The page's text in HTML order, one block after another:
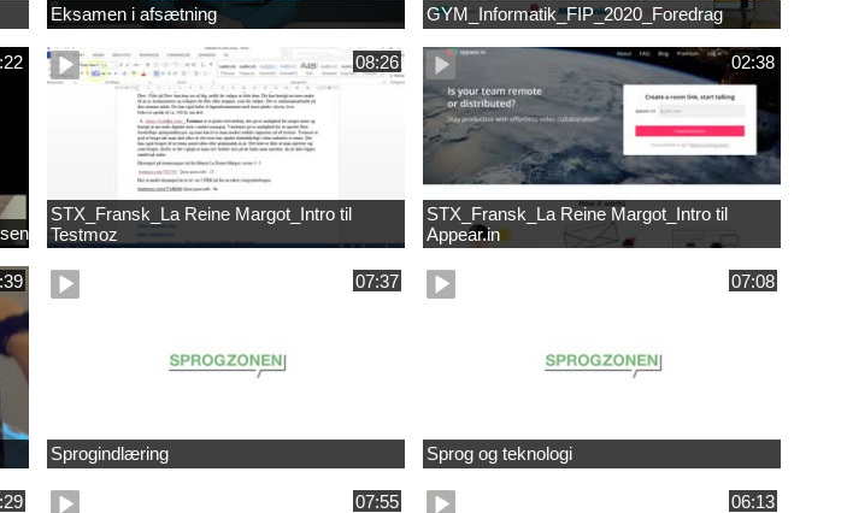
Eksamen i afsætning GYM_Informatik_FIP_2020_Foredrag
08:26
STX_Fransk_La Reine Margot_Intro til
Testmoz
02:38
STX_Fransk_La Reine Margot_Intro til
Appear.in
07:37
Sprogindlæring
07:08
Sprog og teknologi
07:55 06:13